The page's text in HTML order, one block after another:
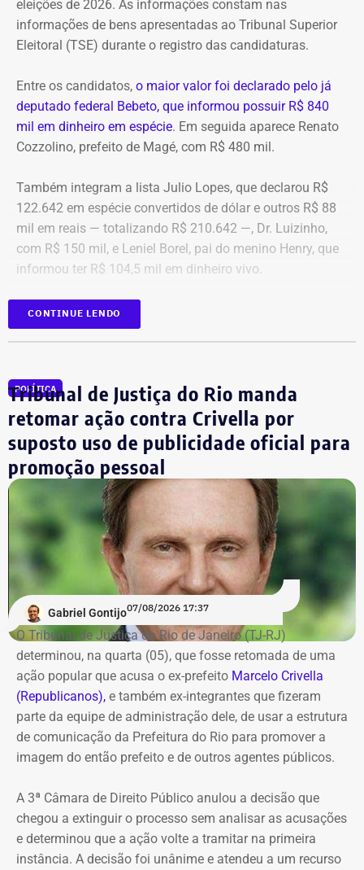
algo que nunca foi feito, de acordo com a investigação.
*Com informações do blog do Octávio Guedes, do portal
eleições de 2026. As informações constam nas
informações de bens apresentadas ao Tribunal Superior
Eleitoral (TSE) durante o registro das candidaturas.
Entre os candidatos, o maior valor foi declarado pelo já
deputado federal Bebeto, que informou possuir R$ 840
mil em dinheiro em espécie. Em seguida aparece Renato
Cozzolino, prefeito de Magé, com R$ 480 mil.
Também integram a lista Julio Lopes, que declarou R$
122.642 em espécie convertidos de dólar e outros R$ 88
mil em reais — totalizando R$ 210.642 —, Dr. Luizinho,
com R$ 150 mil, e Leniel Borel, pai do menino Henry, que
informou ter R$ 104,5 mil em dinheiro vivo.
Candidato
Bebeto
Dr. Luizinho
R$ 150.000,00
Leniel Borel
R$ 104.500,00
*Valor correspondente à soma de R$ 122.642,00 em espécie
convertidos de dólar e R$ 88.000,00 em reais declarados em dinheiro
Os dados são públicos e ficam disponíveis para consulta
no sistema DivulgaCandContas, do TSE.
CONTINUE LENDO
POLÍTICA
Tribunal de Justiça do Rio manda
retomar ação contra Crivella por
suposto uso de publicidade oficial para
promoção pessoal
Gabriel Gontijo07/08/2026 17:37
O Tribunal de Justiça do Rio de Janeiro (TJ-RJ)
determinou, na quarta (05), que fosse retomada de uma
ação popular que acusa o ex-prefeito Marcelo Crivella
(Republicanos), e também ex-integrantes que fizeram
parte da equipe de administração dele, de usar a estrutura
de comunicação da Prefeitura do Rio para promover a
imagem do então prefeito e de outros agentes públicos.
A 3ª Câmara de Direito Público anulou a decisão que
chegou a extinguir o processo sem analisar as acusações
e determinou que a ação volte a tramitar na primeira
instância. A decisão foi unânime e atendeu a um recurso